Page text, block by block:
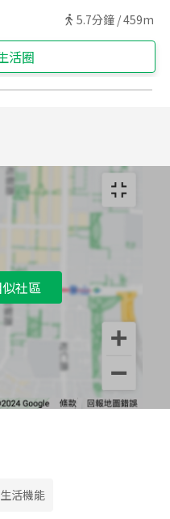
5.7分鐘 /459m
活圈
社區
生活機能